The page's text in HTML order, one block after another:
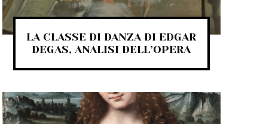
LA CLASSE DI DANZA DI EDGAR
DEGAS, ANALISI DELL’OPERA